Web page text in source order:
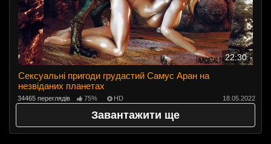
22:30
Сексуальні пригоди грудастий Самус Аран на
незвіданих планетах
34465 переглядів 75% HD 18.05.2022
Завантажити ще